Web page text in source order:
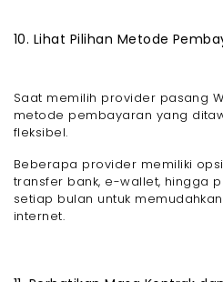
10. Lihat Pilihan Metode
Saat memilih provider pasang
metode pembayaran yang
fleksibel.
Beberapa provider memiliki
transfer bank, e-wallet, hingga
setiap bulan untuk
internet.